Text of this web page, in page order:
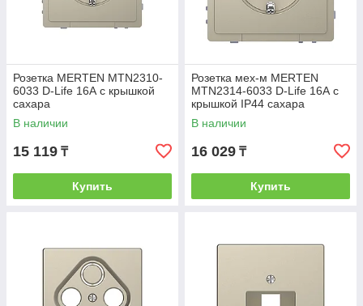
Розетка MERTEN MTN2310-
6033 D-Life 16А с крышкой
сахара
В наличии
15 119 ₸
Купить
Розетка мех-м MERTEN
MTN2314-6033 D-Life 16А с
крышкой IP44 сахара
В наличии
16 029 ₸
Купить